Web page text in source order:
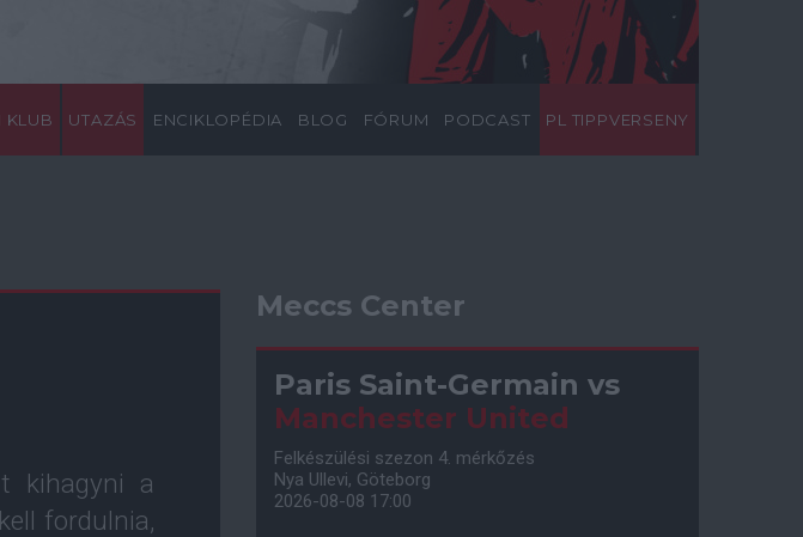
KLUB UTAZÁS ENCIKLOPÉDIA BLOG FÓRUM PODCAST PL TIPPVERSENY
kihagyni a
fordulnia,
Meccs Center
Paris Saint-Germain vs
Manchester United
Felkészülési szezon 4. mérkőzés
Nya Ullevi, Göteborg
2026-08-08 17:00